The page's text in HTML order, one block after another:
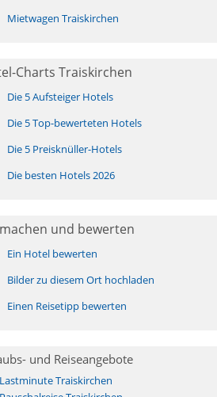
Mietwagen Traiskirchen
Charts Traiskirchen
Die 5 Aufsteiger Hotels
Die 5 Top-bewerteten Hotels
Die 5 Preisknüller-Hotels
Die besten Hotels 2026
und bewerten
Ein Hotel bewerten
Bilder zu diesem Ort hochladen
Einen Reisetipp bewerten
und Reiseangebote
Lastminute Traiskirchen